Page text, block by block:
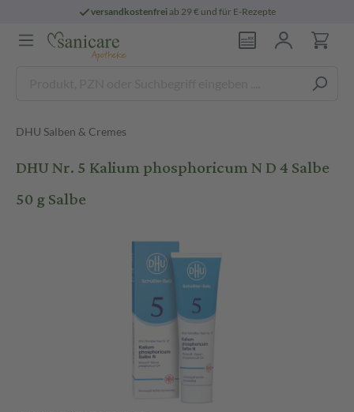
versandkostenfreiab 29 € und für E-Rezepte
DHU Salben & Cremes
DHU Nr. 5 Kalium phosphoricum N D 4 Salbe
50 g Salbe